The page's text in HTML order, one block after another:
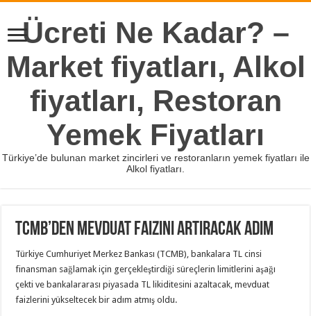
Ücreti Ne Kadar? –
Market fiyatları, Alkol
fiyatları, Restoran
Yemek Fiyatları
Türkiye’de bulunan market zincirleri ve restoranların yemek fiyatları ile
Alkol fiyatları.
TCMB’den mevduat faizini artıracak adım
Türkiye Cumhuriyet Merkez Bankası (TCMB), bankalara TL cinsi
finansman sağlamak için gerçekleştirdiği süreçlerin limitlerini aşağı
çekti ve bankalararası piyasada TL likiditesini azaltacak, mevduat
faizlerini yükseltecek bir adım atmış oldu.